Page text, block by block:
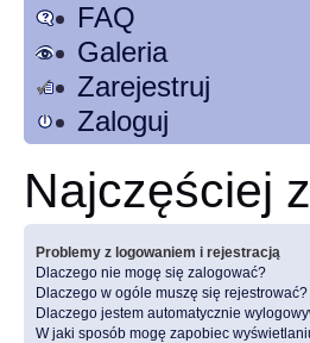
FAQ
Galeria
Zarejestruj
Zaloguj
Najczęściej
Problemy z logowaniem i rejestracją
Dlaczego nie mogę się zalogować?
Dlaczego w ogóle muszę się rejestrować?
Dlaczego jestem automatycznie
W jaki sposób mogę zapobiec